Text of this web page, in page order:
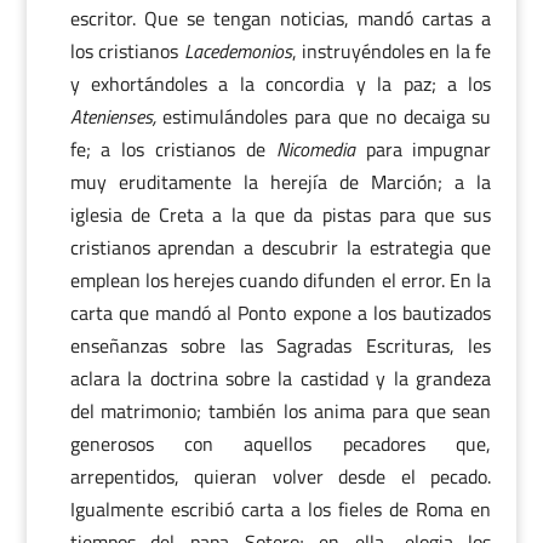
escritor. Que se tengan noticias, mandó cartas a
los cristianos Lacedemonios, instruyéndoles en la fe
y exhortándoles a la concordia y la paz; a los
Atenienses,estimulándoles para que no decaiga su
fe; a los cristianos de Nicomediapara impugnar
muy eruditamente la herejía de Marción; a la
iglesia de Creta a la que da pistas para que sus
cristianos aprendan a descubrir la estrategia que
emplean los herejes cuando difunden el error. En la
carta que mandó al Ponto expone a los bautizados
enseñanzas sobre las Sagradas Escrituras, les
aclara la doctrina sobre la castidad y la grandeza
del matrimonio; también los anima para que sean
generosos con aquellos pecadores que,
arrepentidos, quieran volver desde el pecado.
Igualmente escribió carta a los fieles de Roma en